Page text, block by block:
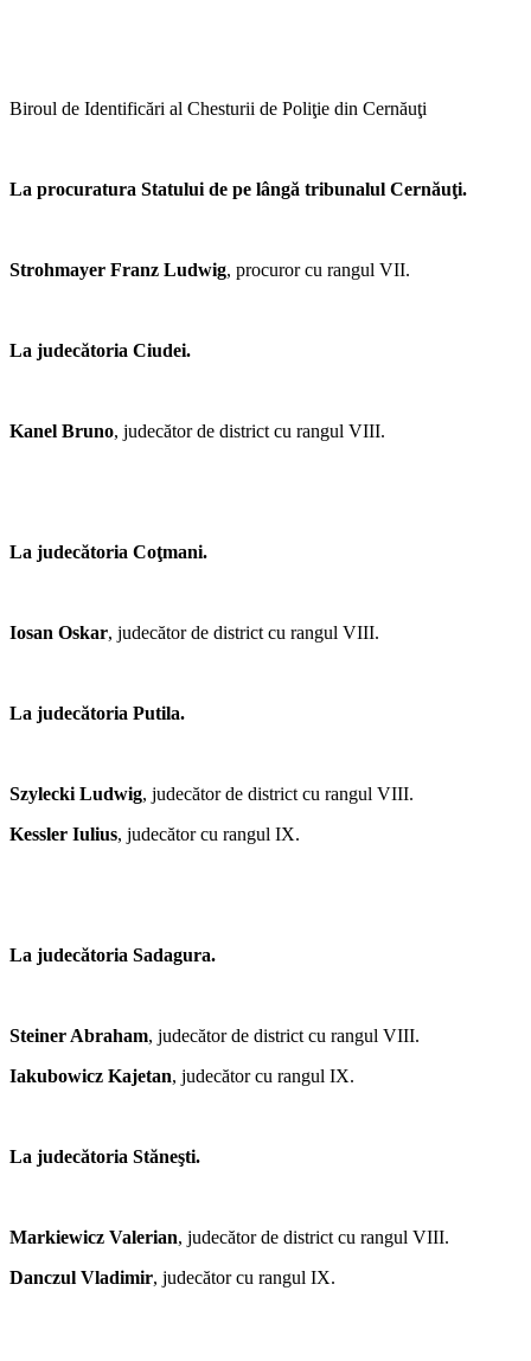
Biroul de Identificări al Chesturii de Poliţie din Cernăuţi
La procuratura Statului de pe lângă tribunalul Cernăuţi.
Strohmayer Franz Ludwig, procuror cu rangul VII.
La judecătoria Ciudei.
Kanel Bruno, judecător de district cu rangul VIII.
La judecătoria Coţmani.
Iosan Oskar, judecător de district cu rangul VIII.
La judecătoria Putila.
Szylecki Ludwig, judecător de district cu rangul VIII.
Kessler Iulius, judecător cu rangul IX.
La judecătoria Sadagura.
Steiner Abraham, judecător de district cu rangul VIII.
Iakubowicz Kajetan, judecător cu rangul IX.
La judecătoria Stăneşti.
Markiewicz Valerian, judecător de district cu rangul VIII.
Danczul Vladimir, judecător cu rangul IX.